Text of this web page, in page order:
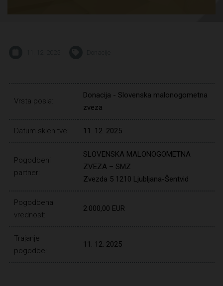
Vrsta posla:
Donacija - Slovenska malonogometna
zveza
Datum sklenitve: 11. 12. 2025
Pogodbeni
partner:
SLOVENSKA MALONOGOMETNA
ZVEZA – SMZ
Zvezda 5 1210 Ljubljana-Šentvid
Pogodbena
vrednost:
2.000,00 EUR
Trajanje
pogodbe:
11. 12. 2025